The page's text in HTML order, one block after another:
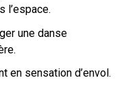
l’espace.
une danse
en sensation d’envol.